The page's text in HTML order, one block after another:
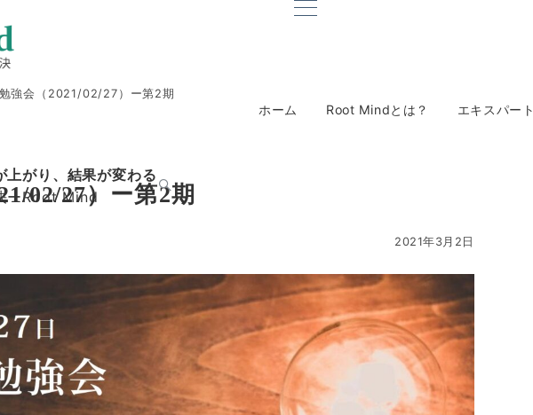
ホーム Root Mindとは？ エキスパート
上がり、結果が変わる
ーRoot Mind
強会（2021/02/27）ー第2期
02/27）ー第2期
2021年3月2日